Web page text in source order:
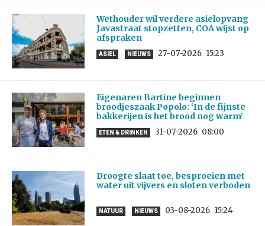
Wethouder wil verdere asielopvang
Javastraat stopzetten, COA wijst op
afspraken
ASIEL NIEUWS 27-07-2026 15:23
Eigenaren Bartine beginnen
broodjeszaak Popolo: ‘In de fijnste
bakkerijen is het brood nog warm’
ETEN & DRINKEN 31-07-2026 08:00
Droogte slaat toe, besproeien met
water uit vijvers en sloten verboden
NATUUR NIEUWS 03-08-2026 15:24